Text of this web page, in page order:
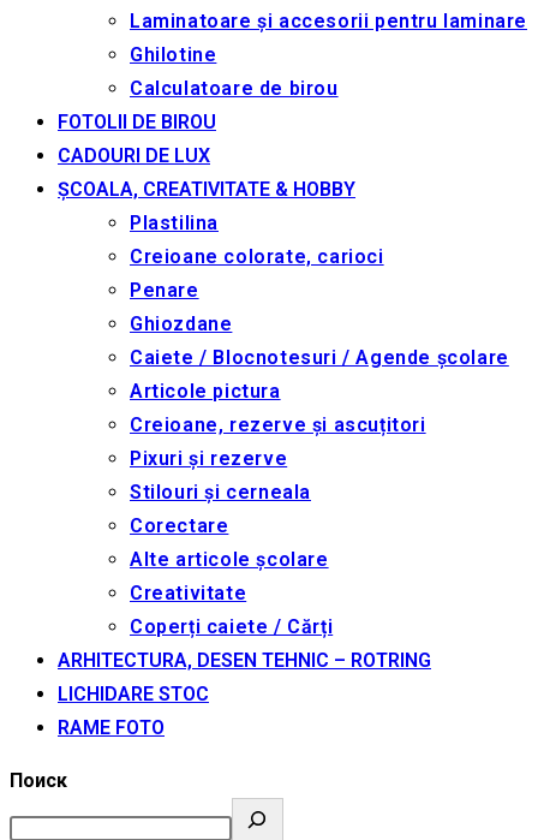
Laminatoare și accesorii pentru laminare
Ghilotine
Calculatoare de birou
FOTOLII DE BIROU
CADOURI DE LUX
ȘCOALA, CREATIVITATE & HOBBY
Plastilina
Creioane colorate, carioci
Penare
Ghiozdane
Caiete / Blocnotesuri / Agende școlare
Articole pictura
Creioane, rezerve și ascuțitori
Pixuri și rezerve
Stilouri și cerneala
Corectare
Alte articole școlare
Creativitate
Coperți caiete / Cărți
ARHITECTURA, DESEN TEHNIC – ROTRING
LICHIDARE STOC
RAME FOTO
Поиск